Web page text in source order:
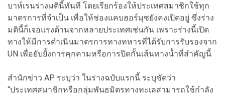
บาห์เรนร่างมตินี้ทันที โดยเรียกร้องให้ประเทศสมาชิกใช้ทุก
มาตรการที่จำเป็น เพื่อให้ช่องแคบฮอร์มุซยังคงเปิดอยู่ ซึ่งร่าง
มตินี้ก็เจอแรงต้านจากหลายประเทศเช่นกัน เพราะร่างนี้เปิด
ทางให้มีการดำเนินมาตรการทางทหารที่ได้รับการรับรองจาก
UN เพื่อยับยั้งการคุกคามหรือการปิดกั้นเส้นทางน้ำที่สำคัญนี้
สำนักข่าว AP ระบุว่า ในร่างฉบับแรกนี้ ระบุชัดว่า
“ประเทศสมาชิกหรือกลุ่มพันธมิตรทางทะเลสามารถใช้กำลัง